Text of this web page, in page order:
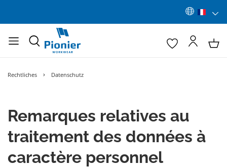
Rechtliches Datenschutz
Remarques relatives au
traitement des données à
caractère personnel